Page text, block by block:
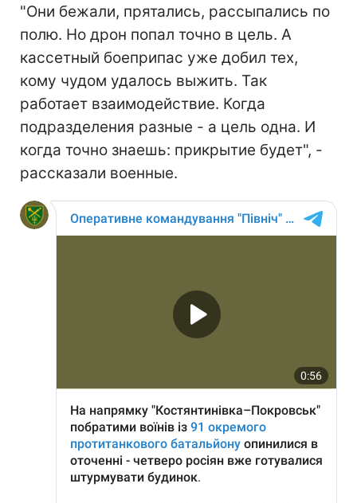
"Они бежали, прятались, рассыпались по
полю. Но дрон попал точно в цель. А
кассетный боеприпас уже добил тех,
кому чудом удалось выжить. Так
работает взаимодействие. Когда
подразделения разные - а цель одна. И
когда точно знаешь: прикрытие будет", -
рассказали военные.